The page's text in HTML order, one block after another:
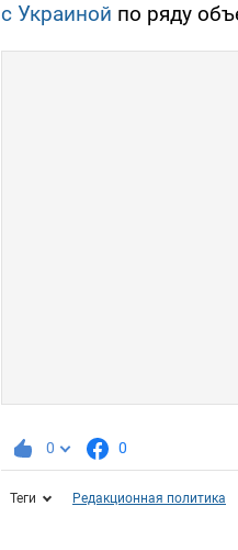
с Украиной по ряду
0 0
Теги Редакционная политика